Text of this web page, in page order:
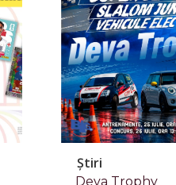
Știri
Deva Trophy